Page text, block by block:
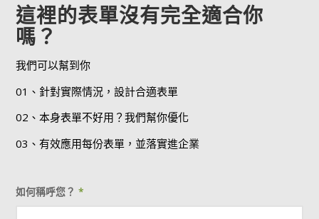
這裡的表單沒有完全適合你
嗎？
我們可以幫到你
01、針對實際情況，設計合適表單
02、本身表單不好用？我們幫你優化
03、有效應用每份表單，並落實進企業
如何稱呼您？*